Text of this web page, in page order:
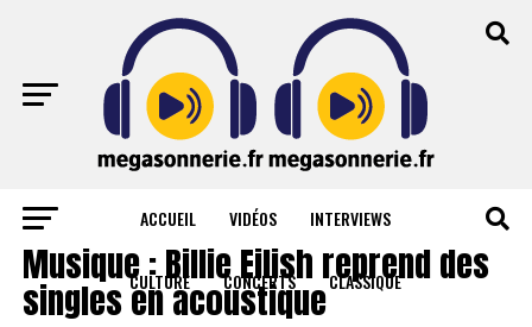
ACCUEIL VIDÉOS INTERVIEWS
CULTURE CONCERTS CLASSIQUE
MUSIQUE
Musique : Billie Eilish reprend des
singles en acoustique